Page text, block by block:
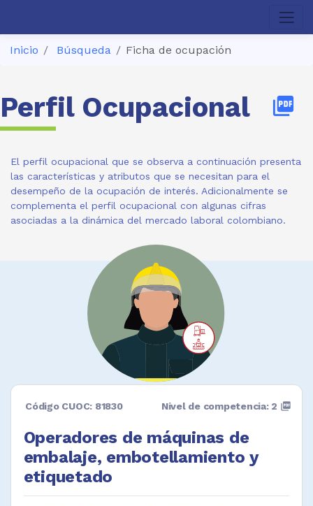
Inicio Búsqueda Ficha de ocupación
Perfil Ocupacional picture_as_pdf
El perfil ocupacional que se observa a continuación presenta
las características y atributos que se necesitan para el
desempeño de la ocupación de interés. Adicionalmente se
complementa el perfil ocupacional con algunas cifras
asociadas a la dinámica del mercado laboral colombiano.
Código CUOC: 81830
Operadores de máquinas de
embalaje, embotellamiento y
etiquetado
Nivel de competencia: 2 picture_as_pdf